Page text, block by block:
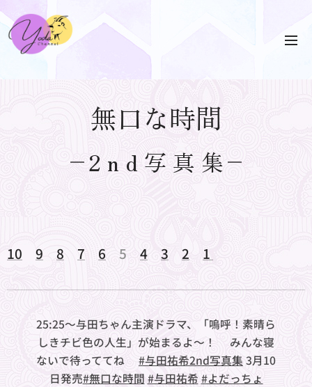
無口な時間
2 n d 写 真 集
10 9 8 7 6 5 4 3 2 1
25:25～与田ちゃん主演ドラマ、「嗚呼！素晴ら
しきチビ色の人生」が始まるよ〜！🐼みんな寝
ないで待っててね✨ #与田祐希2nd写真集 3月10
日発売#無口な時間 #与田祐希 #よだっちょ